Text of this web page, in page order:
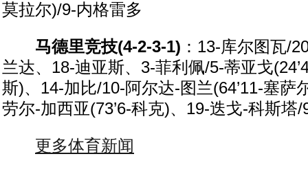
莫拉尔)/9-内格雷多
马德里竞技(4-2-3-1) ：13-库尔图瓦/
兰达、18-迪亚斯、3-菲利佩/5-蒂亚戈
斯)、14-加比/10-阿尔达-图兰(64’11-塞萨
劳尔-加西亚(73’6-科克)、19-迭戈-科斯塔/
更多体育新闻